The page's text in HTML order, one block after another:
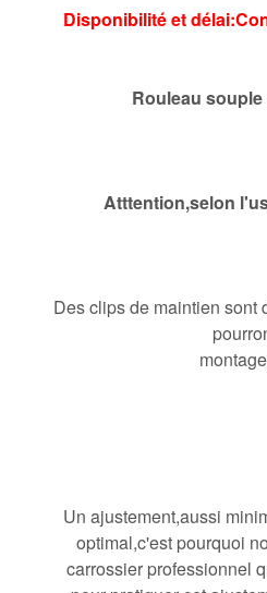
Disponibilité et
Rouleau
Atttention,selon
Des clips de maintien sont
Un ajustement,aussi
optimal,c'est pourquoi
carrossier professionnel